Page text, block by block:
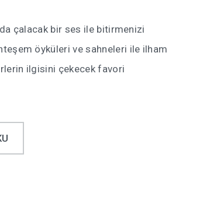
çalacak bir ses ile bitirmenizi
öyküleri ve sahneleri ile ilham
ilgisini çekecek favori